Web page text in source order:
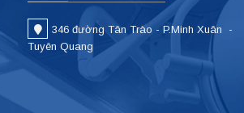
346 đường Tân Trào - P.Minh Xuân -
Tuyên Quang